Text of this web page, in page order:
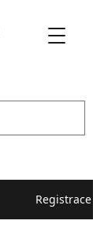
Registrace